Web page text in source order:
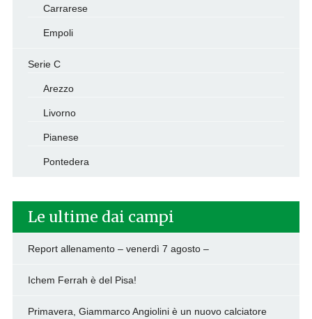
Carrarese
Empoli
Serie C
Arezzo
Livorno
Pianese
Pontedera
Le ultime dai campi
Report allenamento – venerdì 7 agosto –
Ichem Ferrah è del Pisa!
Primavera, Giammarco Angiolini è un nuovo calciatore